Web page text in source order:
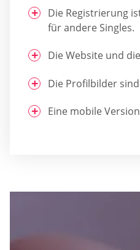
Die Registrierung
für andere Singles.
Die Website und
Die Profilbilder
Eine mobile